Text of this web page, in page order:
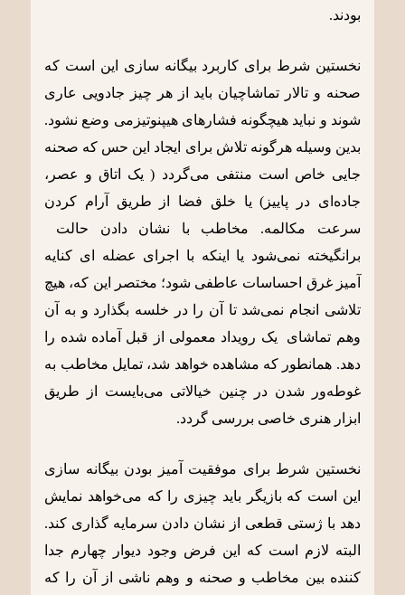
بودند.
نخستین شرط برای کاربرد بیگانه سازی این است که
صحنه و تالار تماشاچیان باید از هر چیز جادویی عاری
شوند و نباید هیچگونه فشارهای هیپنوتیزمی وضع نشود.
بدین وسیله هرگونه تلاش برای ایجاد این حس که صحنه
جایی خاص است منتفی می‌گردد ( یک اتاق و عصر،
جاده‌ای در پاییز) یا خلق فضا از طریق آرام کردن
سرعت مکالمه. مخاطب با نشان دادن حالت
برانگیخته نمی‌شود یا اینکه با اجرای عضله ای کنایه
آمیز غرق احساسات عاطفی شود؛ مختصر این که، هیچ
تلاشی انجام نمی‌شد تا آن را در خلسه بگذارد و به آن
وهم تماشای یک رویداد معمولی از قبل آماده شده را
دهد. همانطور که مشاهده خواهد شد، تمایل مخاطب به
غوطه‌ور شدن در چنین خیالاتی می‌بایست از طریق
ابزار هنری خاصی بررسی گردد.
نخستین شرط برای موفقیت آمیز بودن بیگانه سازی
این است که بازیگر باید چیزی را که می‌خواهد نمایش
دهد با ژستی قطعی از نشان دادن سرمایه گذاری کند.
البته لازم است که این فرض وجود دیوار چهارم جدا
کننده بین مخاطب و صحنه و وهم ناشی از آن را که